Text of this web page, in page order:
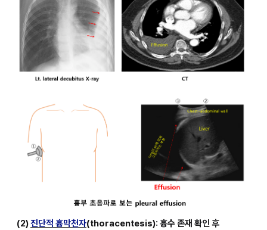
(2) 진단적 흉막천자(thoracentesis): 흉수 존재 확인 후